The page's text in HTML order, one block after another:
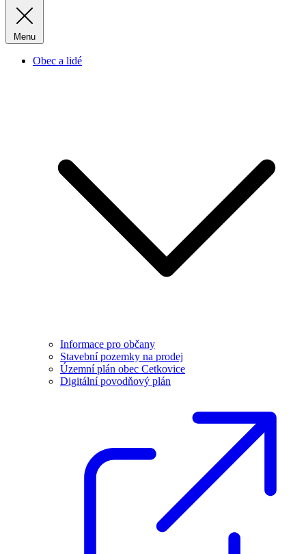
Menu
Obec a lidé
Informace pro občany
Stavební pozemky na prodej
Územní plán obec Cetkovice
Digitální povodňový plán